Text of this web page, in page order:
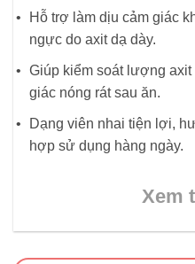
Hỗ trợ làm dịu cảm giác
ngực do axit dạ dày.
Giúp kiểm soát lượng axit
giác nóng rát sau ăn.
Dạng viên nhai tiện lợi,
hợp sử dụng hàng ngày.
Xem